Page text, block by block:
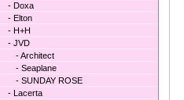
- Doxa
- Elton
- H+H
- JVD
- Architect
- Seaplane
- SUNDAY ROSE
- Lacerta